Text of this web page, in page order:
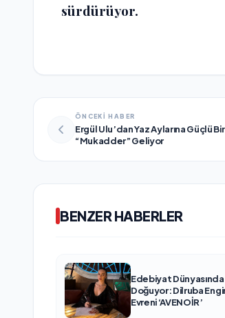
sürdürüyor.
ÖNCEKİ HABER
Ergül Ulu’dan Yaz Aylarına Güçlü
“Mukadder” Geliyor
BENZER HABERLER
Edebiyat
Doğuyor: Dilruba
Evreni ‘AVENOİR’